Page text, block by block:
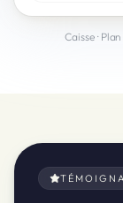
Caisse ·